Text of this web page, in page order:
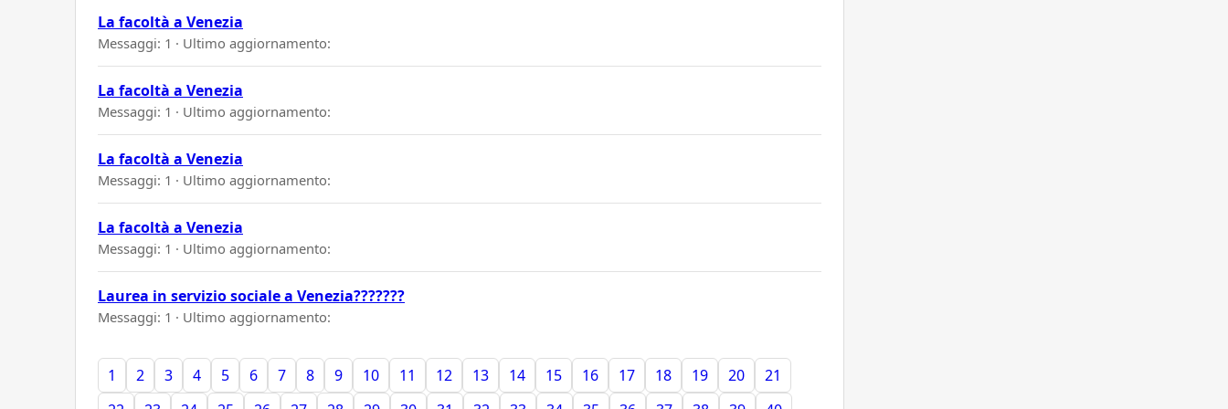
La facoltà a Venezia
Messaggi: 1 · Ultimo aggiornamento:
La facoltà a Venezia
Messaggi: 1 · Ultimo aggiornamento:
La facoltà a Venezia
Messaggi: 1 · Ultimo aggiornamento:
La facoltà a Venezia
Messaggi: 1 · Ultimo aggiornamento:
Laurea in servizio sociale a Venezia???????
Messaggi: 1 · Ultimo aggiornamento:
1 2 3 4 5 6 7 8 9 10 11 12 13 14 15 16 17 18 19 20
21